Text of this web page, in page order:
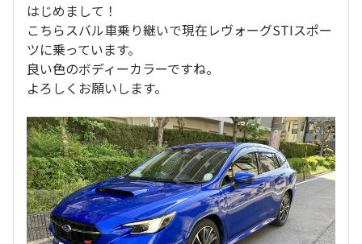
はじめまして！
こちらスバル車乗り継いで現在レヴォーグSTIスポー
ツに乗っています。
良い色のボディーカラーですね。
よろしくお願いします。